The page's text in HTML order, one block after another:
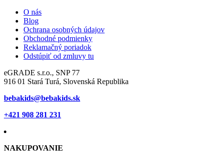
O nás
Blog
Ochrana osobných údajov
Obchodné podmienky
Reklamačný poriadok
Odstúpiť od zmluvy tu
eGRADE s.r.o., SNP 77
916 01 Stará Turá, Slovenská Republika
bebakids@bebakids.sk
+421 908 281 231
NAKUPOVANIE